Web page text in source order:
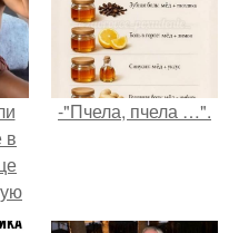
в
-"Пчела, пчела …".